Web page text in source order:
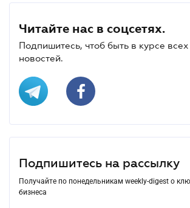
Читайте нас в соцсетях.
Подпишитесь, чтоб быть в курсе
новостей.
Подпишитесь на рассылку
Получайте по понедельникам weekly-digest о
бизнеса